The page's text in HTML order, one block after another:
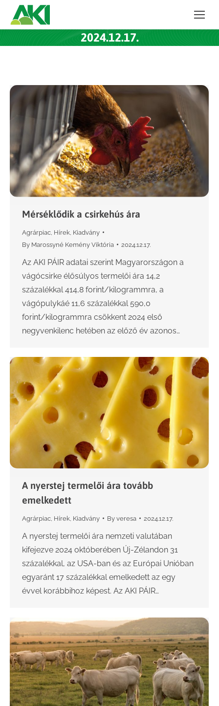
2024.12.17.
Mérséklődik a csirkehús ára
Agrárpiac Hírek Kiadvány
By Marossyné Kemény Viktória 2024.12.17.
Az AKI PÁIR adatai szerint Magyarországon a
vágócsirke élősúlyos termelői ára 14,2
százalékkal 414,8 forint/kilogrammra, a
vágópulykáé 11,6 százalékkal 590,0
forint/kilogrammra csökkent 2024 első
negyvenkilenc hetében az előző év azonos…
A nyerstej termelői ára tovább
emelkedett
Agrárpiac Hírek Kiadvány By veresa 2024.12.17.
A nyerstej termelői ára nemzeti valutában
kifejezve 2024 októberében Új-Zélandon 31
százalékkal, az USA-ban és az Európai Unióban
egyaránt 17 százalékkal emelkedett az egy
évvel korábbihoz képest. Az AKI PÁIR…